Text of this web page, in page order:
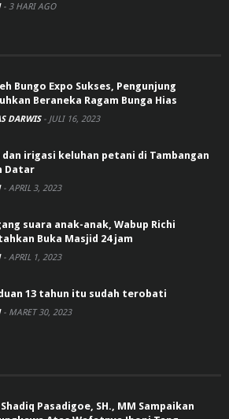
- 3 HARI AGO
Bungo Expo Sukses, Pengunjung
Beraneka Ragam Bunga Hias
DARWIS - JULI 16, 2023
dan irigasi keluhan petani di Tambangan
Datar
- APRIL 3, 2023
suara anak-anak, Wabup Richi
Buka Masjid 24 jam
- APRIL 1, 2023
13 tahun itu sudah terobati
- MARET 30, 2023
Pasadigoe, SH., MM Sampaikan